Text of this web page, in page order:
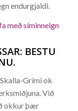
endurgjaldi.
með síminneign
BESTU
Grími ok
Við
okkur þær